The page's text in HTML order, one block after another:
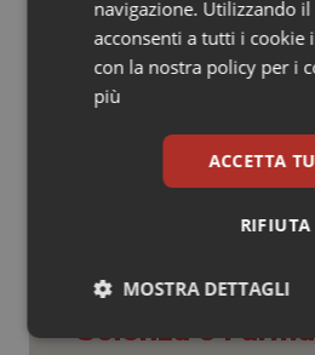
Ulcera & Reflusso
Vaccini
15 Novembre 2013
© Riproduzione riservata
Potrebbe
Scienza e
navigazione. Utilizzando
acconsenti a tutti i cookie
con la nostra policy per i
più
ACCETTA
RIFIUTA
MOSTRA DETTAGLI
Necessari Statistici